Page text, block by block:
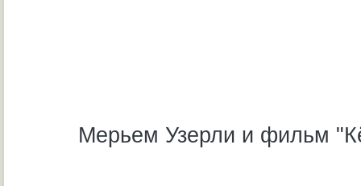
Мерьем Узерли и фильм